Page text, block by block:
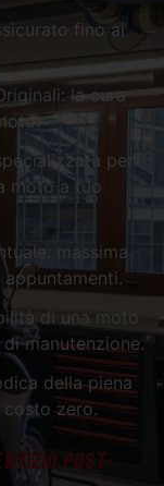
fino ai
la cura
per
moto a tuo
massima
di una moto
manutenzione.
della piena
zero.
POST-